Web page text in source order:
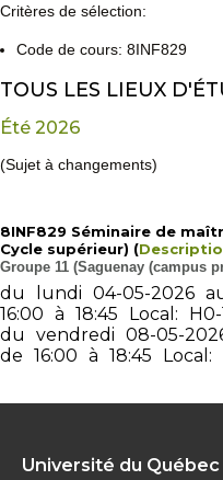
Critères de sélection:
Code de cours: 8INF829
TOUS LES LIEUX
Été 2026
(Sujet à changements)
8INF829 Séminaire de
Cycle supérieur) (
Groupe 11 (Saguenay (campus
du lundi 04-05-2026
16:00 à 18:45 Local:
du
vendredi 08-05-
de 16:00 à 18:45 Local:
Université du